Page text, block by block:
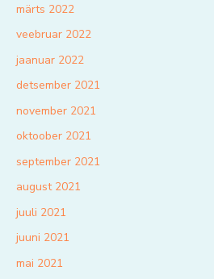
märts 2022
veebruar 2022
jaanuar 2022
detsember 2021
november 2021
oktoober 2021
september 2021
august 2021
juuli 2021
juuni 2021
mai 2021